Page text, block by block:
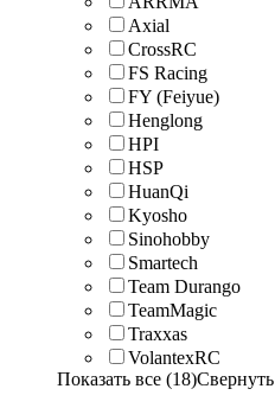
Axial
CrossRC
FS Racing
FY (Feiyue)
Henglong
HPI
HSP
HuanQi
Kyosho
Sinohobby
Smartech
Team Durango
TeamMagic
Traxxas
VolantexRC
Показать все (18)Свернуть